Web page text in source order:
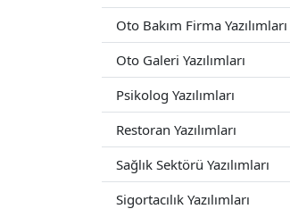
Oto Bakım Firma Yazılımları
Oto Galeri Yazılımları
Psikolog Yazılımları
Restoran Yazılımları
Sağlık Sektörü Yazılımları
Sigortacılık Yazılımları